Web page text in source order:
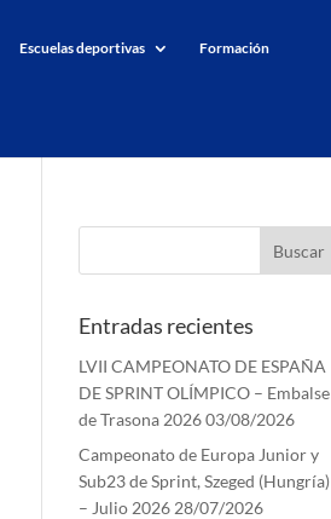
Escuelas deportivas Formación
Entradas recientes
LVII CAMPEONATO DE ESPAÑA
DE SPRINT OLÍMPICO – Embalse
de Trasona 202603/08/2026
Campeonato de Europa Junior y
Sub23 de Sprint, Szeged (Hungría)
– Julio 2026 28/07/2026